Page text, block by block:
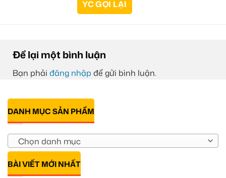
Để lại một bình luận
Bạn phải đăng nhập để gửi bình luận.
DANH MỤC SẢN PHẨM
Chọn danh mục
BÀI VIẾT MỚI NHẤT